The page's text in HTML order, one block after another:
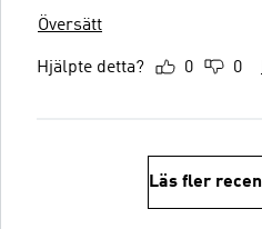
Översätt
Hjälpte detta? 0 0
Läs fler